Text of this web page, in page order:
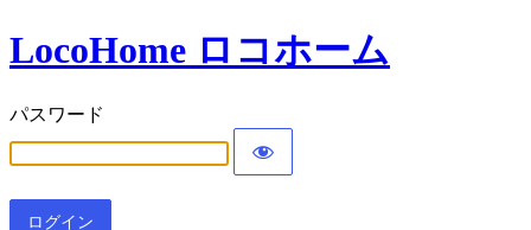
LocoHome ロコホーム
パスワード